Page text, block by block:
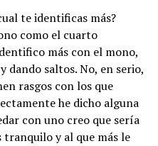
te identificas más?
como el cuarto
más con el mono,
dando saltos. No, en serio,
rasgos con los que
he dicho alguna
con uno creo que sería
tranquilo y al que más le